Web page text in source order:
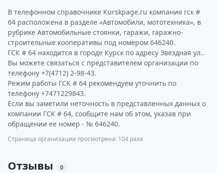
В телефонном справочнике Kurskpage.ru компания гск #
64 расположена в разделе «Автомобили, мототехника», в
рубрике Автомобильные стоянки, гаражи, гаражно-
строительные кооперативы под номером 646240.
ГСК # 64 находится в городе Курск по адресу Звездная ул..
Вы можете связаться с представителем организации по
телефону +7(4712) 2-98-43.
Режим работы ГСК # 64 рекомендуем уточнить по
телефону +7471229843.
Если вы заметили неточность в представленных данных о
компании ГСК # 64, сообщите нам об этом, указав при
обращении ее номер - № 646240.
Страница организации просмотрена: 104 раза
Отзывы 0